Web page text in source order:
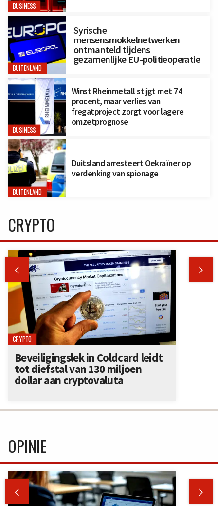
BUSINESS
BUITENLAND
Syrische
mensensmokkelnetwerken
ontmanteld tijdens
gezamenlijke EU-politieoperatie
BUSINESS
Winst Rheinmetall stijgt met 74
procent, maar verlies van
fregatproject zorgt voor lagere
omzetprognose
BUITENLAND
Duitsland arresteert Oekraïner op
verdenking van spionage
CRYPTO
 
CRYPTO
Beveiligingslek in Coldcard leidt
tot diefstal van 130 miljoen
dollar aan cryptovaluta
OPINIE
 